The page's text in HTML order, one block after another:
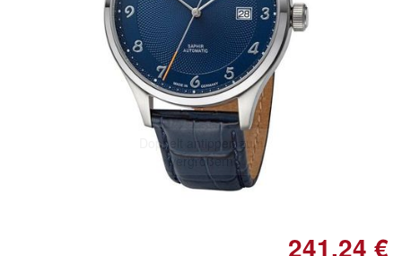
Doppelt antippen zum
vergrößern
241,24 €